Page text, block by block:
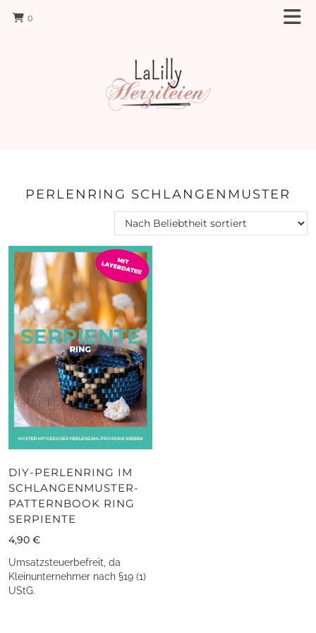
0
PERLENRING SCHLANGENMUSTER
DIY-PERLENRING IM
SCHLANGENMUSTER-
PATTERNBOOK RING
SERPIENTE
4,90 €
Umsatzsteuerbefreit, da
Kleinunternehmer nach §19 (1)
UStG.